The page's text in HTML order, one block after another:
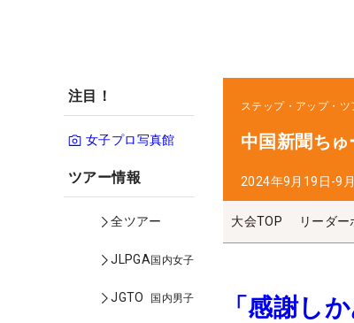
注目！
女子プロ写真館
ツアー情報
全ツアー
JLPGA国内女子
JGTO 国内男子
ステップ・アップ・ツ
中国新聞ち
2024年9月19日-9
大会TOP リーダー
「感謝し